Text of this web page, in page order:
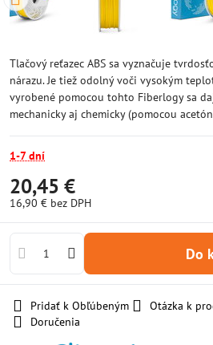
Tlačový reťazec ABS sa vyznačuje
nárazu. Je tiež odolný voči vysokým
vyrobené pomocou tohto Fiberlogy sa
mechanicky aj chemicky (pomocou
1-7 dní
20,45 €
16,90 € bez DPH
Pridať k Obľúbeným Otázka k
Doručenia